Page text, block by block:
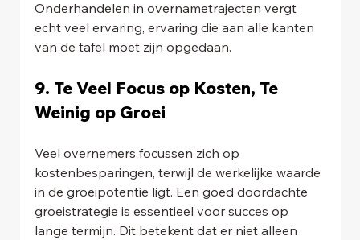
Onderhandelen in overnametrajecten vergt
echt veel ervaring, ervaring die aan alle kanten
van de tafel moet zijn opgedaan.
9. Te Veel Focus op Kosten, Te
Weinig op Groei
Veel overnemers focussen zich op
kostenbesparingen, terwijl de werkelijke waarde
in de groeipotentie ligt. Een goed doordachte
groeistrategie is essentieel voor succes op
lange termijn. Dit betekent dat er niet alleen